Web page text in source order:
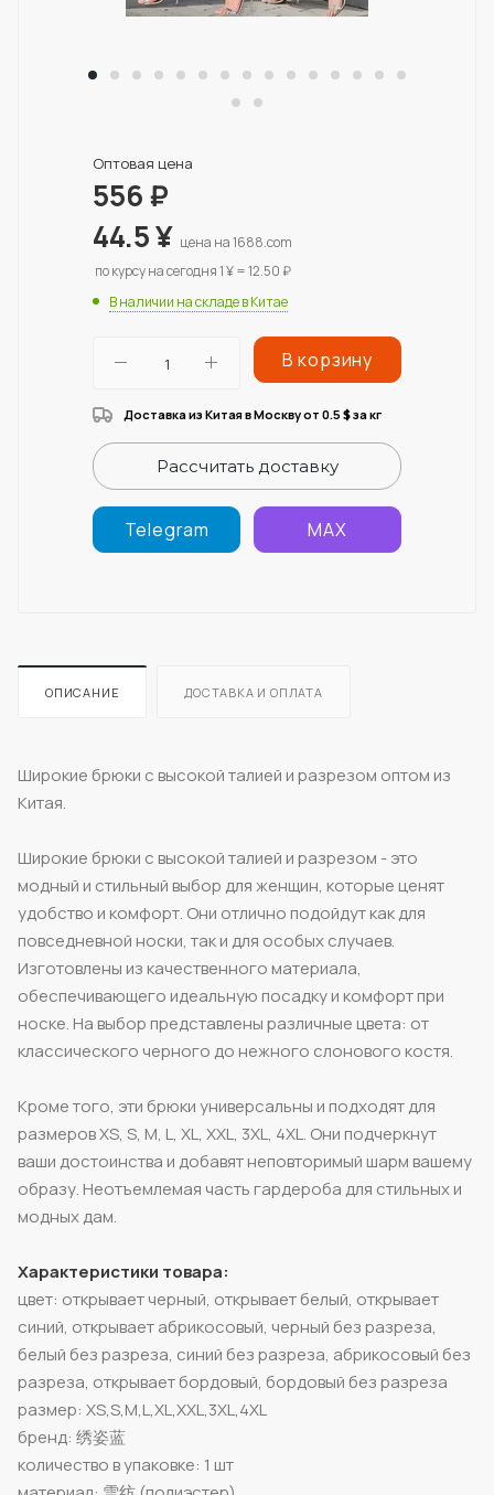
Оптовая цена
556₽
44.5¥ цена на 1688.com
по курсу на сегодня 1 ¥ = 12.50 ₽
В наличии на складе в Китае
В корзину
Доставка из Китая в Москву от 0.5 $за кг
Рассчитать доставку
Telegram MAX
ОПИСАНИЕ ДОСТАВКА И ОПЛАТА
Широкие брюки с высокой талией и разрезом оптом из
Китая.
Широкие брюки с высокой талией и разрезом - это
модный и стильный выбор для женщин, которые ценят
удобство и комфорт. Они отлично подойдут как для
повседневной носки, так и для особых случаев.
Изготовлены из качественного материала,
обеспечивающего идеальную посадку и комфорт при
носке. На выбор представлены различные цвета: от
классического черного до нежного слонового костя.
Кроме того, эти брюки универсальны и подходят для
размеров XS, S, M, L, XL, XXL, 3XL, 4XL. Они подчеркнут
ваши достоинства и добавят неповторимый шарм вашему
образу. Неотъемлемая часть гардероба для стильных и
модных дам.
Характеристики товара:
цвет: открывает черный, открывает белый, открывает
синий, открывает абрикосовый, черный без разреза,
белый без разреза, синий без разреза, абрикосовый без
разреза, открывает бордовый, бордовый без разреза
размер: XS,S,M,L,XL,XXL,3XL,4XL
бренд: 绣姿蓝
количество в упаковке: 1 шт